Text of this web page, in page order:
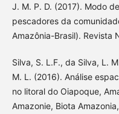
J. M. P. D. (2017). Modo
pescadores da
Amazônia-Brasil). Revista
Silva, S. L.F., da Silva, L.
M. L. (2016). Análise
no litoral do Oiapoque,
Amazonie, Biota